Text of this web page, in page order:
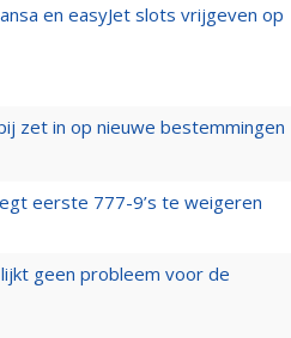
en easyJet slots vrijgeven op
zet in op nieuwe bestemmingen
eerste 777-9’s te weigeren
geen probleem voor de